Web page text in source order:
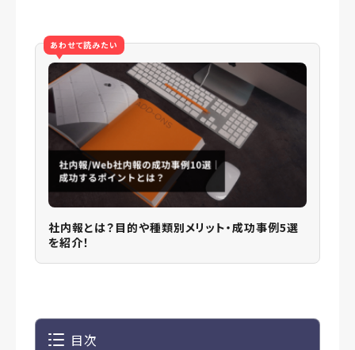
あわせて読みたい
社内報とは？目的や種類別メリット・成功事例5選
を紹介！
目次